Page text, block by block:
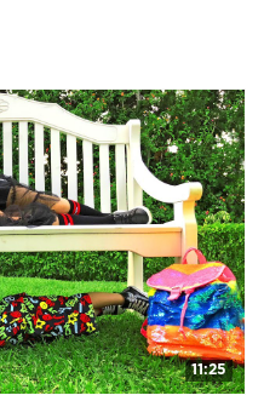
11:25